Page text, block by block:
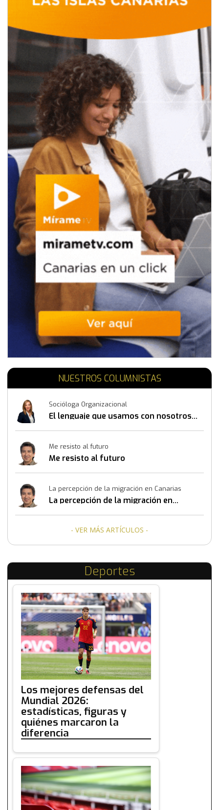
NUESTROS COLUMNISTAS
Socióloga Organizacional
El lenguaje que usamos con nosotros
Me resisto al futuro
Me resisto al futuro
La percepción de la migración en Canarias
La percepción de la migración en
- VER MÁS ARTÍCULOS -
Deportes
Los mejores defensas del
Mundial 2026:
estadísticas, figuras y
quiénes marcaron la
diferencia